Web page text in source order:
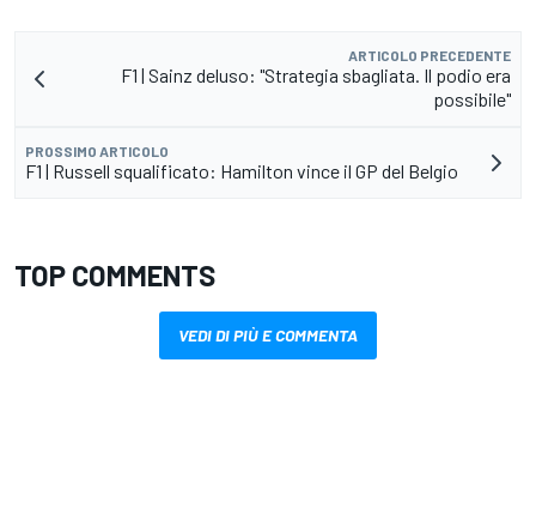
ARTICOLO PRECEDENTE
F1 | Sainz deluso: "Strategia sbagliata. Il podio era
possibile"
PROSSIMO ARTICOLO
F1 | Russell squalificato: Hamilton vince il GP del Belgio
TOP COMMENTS
VEDI DI PIÙ E COMMENTA